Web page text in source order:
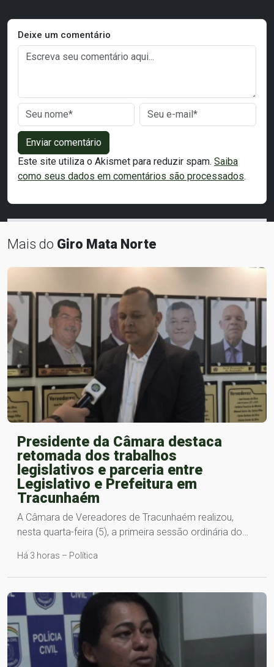
Deixe um comentário
Enviar comentário
Este site utiliza o Akismet para reduzir spam. Saiba
como seus dados em comentários são processados.
Mais do Giro Mata Norte
Presidente da Câmara destaca
retomada dos trabalhos
legislativos e parceria entre
Legislativo e Prefeitura em
Tracunhaém
A Câmara de Vereadores de Tracunhaém realizou,
nesta quarta-feira (5), a primeira sessão ordinária do…
Há 3 horas – Política